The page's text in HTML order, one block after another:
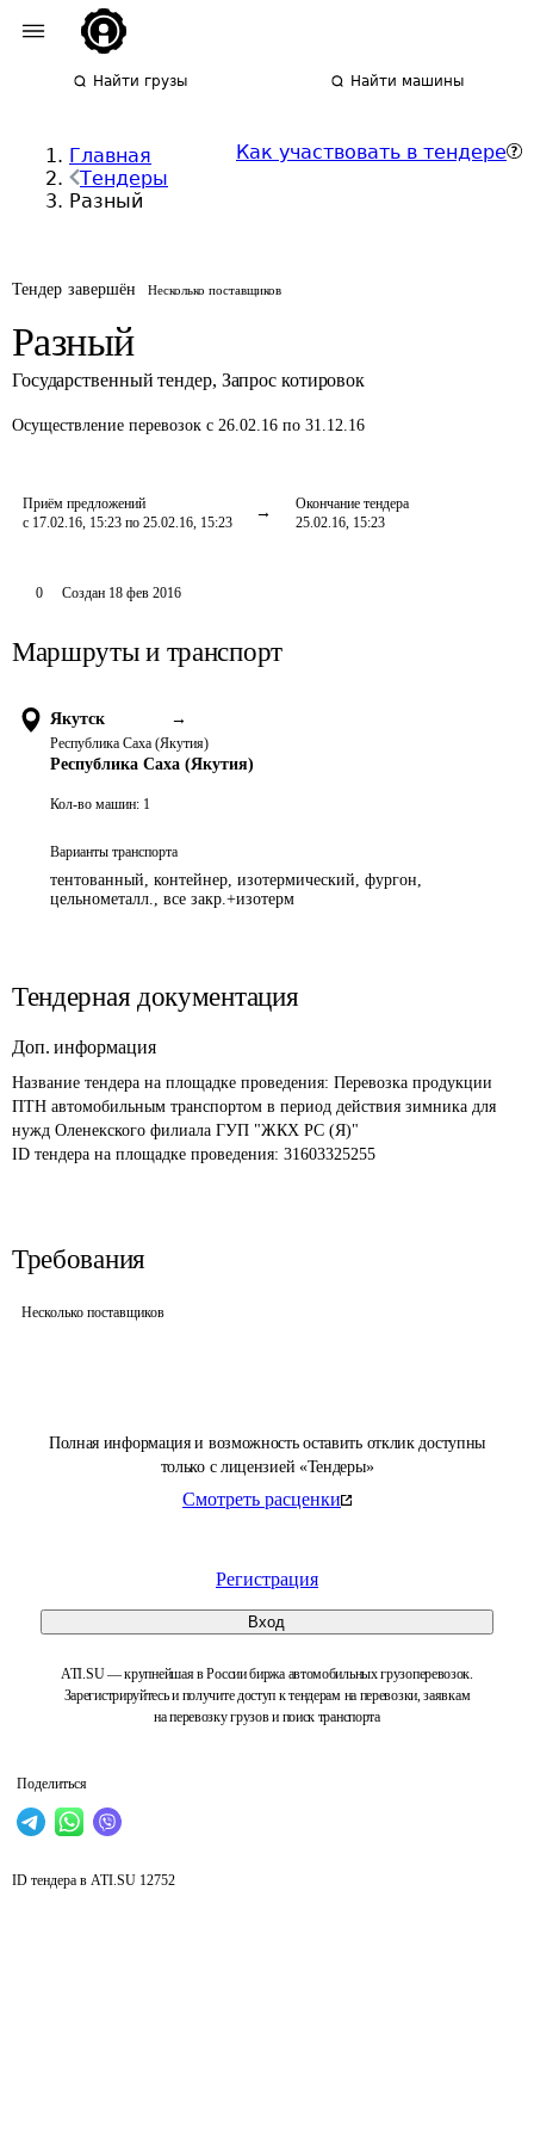
Найти грузы Найти машины
Главная
Тендеры
Разный
Как участвовать в тендере
Тендер завершён Несколько поставщиков
Разный
Государственный тендер, Запрос котировок
Осуществление перевозок с 26.02.16 по 31.12.16
Приём предложений
с 17.02.16, 15:23 по 25.02.16, 15:23
Окончание тендера
25.02.16, 15:23
Полная информация и возможность оставить отклик доступны
только с лицензией «Тендеры»
Смотреть расценки
Регистрация
Вход
ATI.SU — крупнейшая в России биржа автомобильных грузоперевозок.
Зарегистрируйтесь и получите доступ к тендерам на перевозки, заявкам
на перевозку грузов и поиск транспорта
Поделиться
0 Создан 18 фев 2016
Маршруты и транспорт
Якутск →
Республика Саха (Якутия)
Республика Саха (Якутия)
Кол-во машин: 1
Варианты транспорта
тентованный, контейнер, изотермический, фургон,
цельнометалл., все закр.+изотерм
Тендерная документация
Доп. информация
Название тендера на площадке проведения: Перевозка продукции
ПТН автомобильным транспортом в период действия зимника для
нужд Оленекского филиала ГУП "ЖКХ РС (Я)"
ID тендера на площадке проведения: 31603325255
Требования
Несколько поставщиков
ID тендера в ATI.SU 12752